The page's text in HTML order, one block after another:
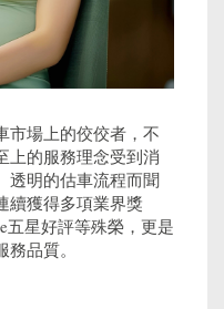
市場上的佼佼者，不
上的服務理念受到消
透明的估車流程而聞
續獲得多項業界獎
五星好評等殊榮，更是
品質。